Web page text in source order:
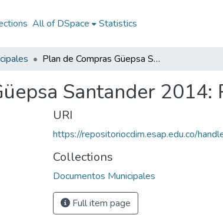
All of DSpace Statistics
Plan de Compras Güepsa Santander 2014: PC Güepsa Santander 2014
Santander
URI
https://repositoriocdim.esap.edu.co/
Collections
Documentos Municipales
Full item page